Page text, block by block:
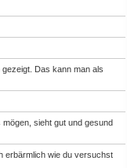
Das kann man als
sieht gut und gesund
erbärmlich wie du versuchst